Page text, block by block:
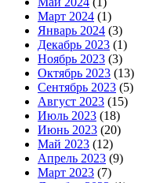
Март 2024 (1)
Январь 2024 (3)
Декабрь 2023 (1)
Ноябрь 2023 (3)
Октябрь 2023 (13)
Сентябрь 2023 (5)
Август 2023 (15)
Июль 2023 (18)
Июнь 2023 (20)
Май 2023 (12)
Апрель 2023 (9)
Март 2023 (7)